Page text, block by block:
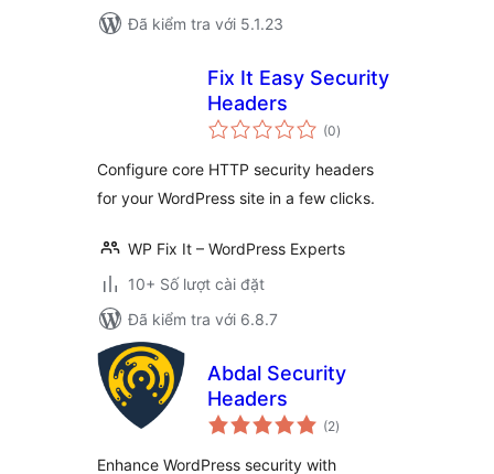
Đã kiểm tra với 5.1.23
Fix It Easy Security
Headers
(0tổng
đánh
)
Configure core HTTP security headers
for your WordPress site in a few clicks.
WP Fix It – WordPress Experts
10+ Số lượt cài đặt
Đã kiểm tra với 6.8.7
Abdal Security
Headers
(2tổng
đánh
)
Enhance WordPress security with